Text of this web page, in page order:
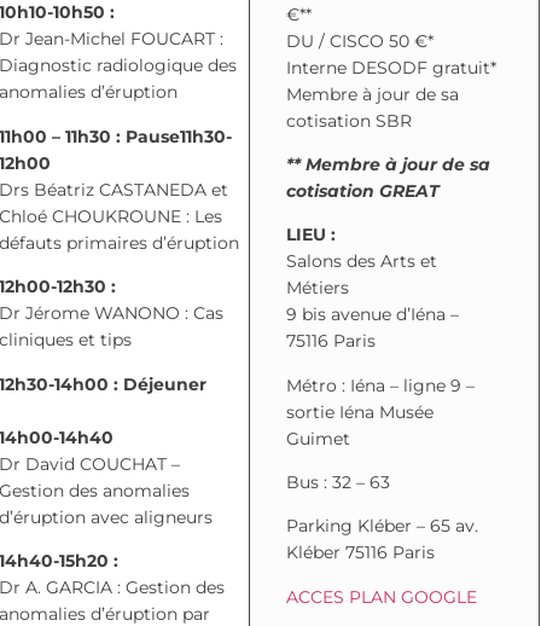
10h10-10h50 :
Dr Jean-Michel FOUCART :
Diagnostic radiologique des
anomalies d’éruption
11h00 – 11h30 : Pause11h30-
12h00
Drs Béatriz CASTANEDA et
Chloé CHOUKROUNE : Les
défauts primaires d’éruption
12h00-12h30 :
Dr Jérome WANONO : Cas
cliniques et tips
12h30-14h00 : Déjeuner
14h00-14h40
Dr David COUCHAT –
Gestion des anomalies
d’éruption avec aligneurs
14h40-15h20 :
Dr A. GARCIA : Gestion des
anomalies d’éruption par
€**
DU / CISCO 50 €*
Interne DESODF gratuit*
Membre à jour de sa
cotisation SBR
** Membre à jour de sa
cotisation GREAT
LIEU :
Salons des Arts et
Métiers
9 bis avenue d’Iéna –
75116 Paris
Métro : Iéna – ligne 9 –
sortie Iéna Musée
Guimet
Bus : 32 – 63
Parking Kléber – 65 av.
Kléber 75116 Paris
ACCES PLAN GOOGLE